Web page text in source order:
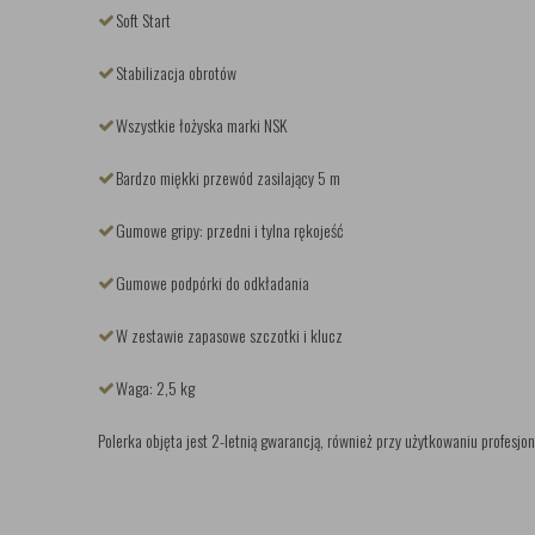
Soft Start
Stabilizacja obrotów
Wszystkie łożyska marki NSK
Bardzo miękki przewód zasilający 5 m
Gumowe gripy: przedni i tylna rękojeść
Gumowe podpórki do odkładania
W zestawie zapasowe szczotki i klucz
Waga: 2,5 kg
Polerka objęta jest 2-letnią gwarancją, również przy użytkowaniu